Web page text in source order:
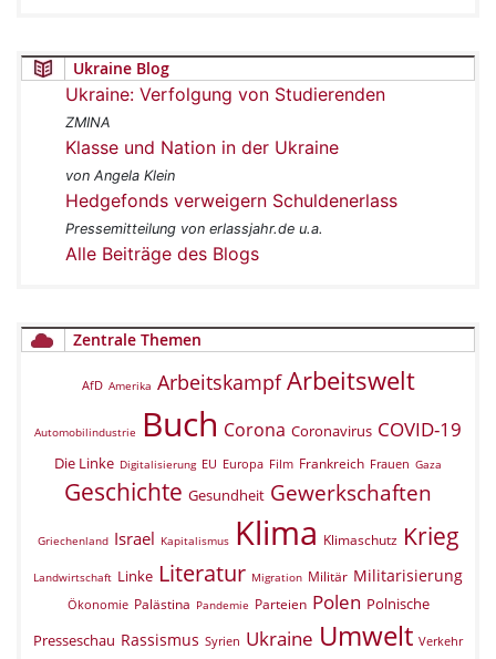
Ukraine Blog
Ukraine: Verfolgung von Studierenden
ZMINA
Klasse und Nation in der Ukraine
von Angela Klein
Hedgefonds verweigern Schuldenerlass
Pressemitteilung von erlassjahr.de u.a.
Alle Beiträge des Blogs
Zentrale Themen
AfD Amerika Arbeitskampf Arbeitswelt
Automobilindustrie Buch Corona Coronavirus COVID-19
Die Linke Digitalisierung EU Europa Film Frankreich Frauen Gaza
Geschichte Gesundheit Gewerkschaften
Griechenland Israel Kapitalismus Klima Klimaschutz Krieg
Landwirtschaft Linke Literatur Migration Militär Militarisierung
Ökonomie Palästina Pandemie Parteien Polen Polnische
Presseschau Rassismus Syrien Ukraine Umwelt Verkehr